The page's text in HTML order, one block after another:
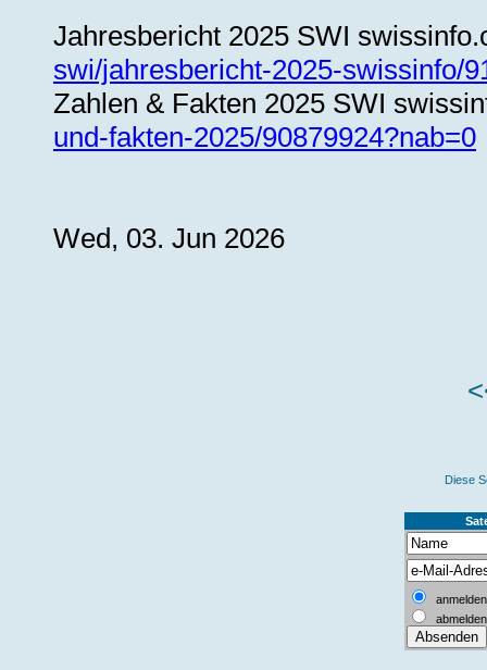
Jahresbericht 2025 SWI
swi/jahresbericht-2025-swissinfo/
Zahlen & Fakten 2025 SWI
und-fakten-2025/90879924?nab=0
Wed, 03. Jun 2026
Diese S
anmelden
abmelden